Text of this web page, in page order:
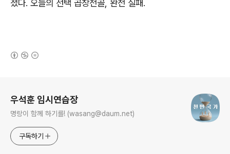
졌다. 오늘의 선택 곱창전골, 완전 실패.
우석훈 임시연습장
명랑이 함께 하기를! (wasang@daum.net)
구독하기